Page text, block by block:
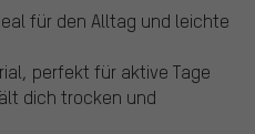
für den Alltag und leichte
perfekt für aktive Tage
dich trocken und